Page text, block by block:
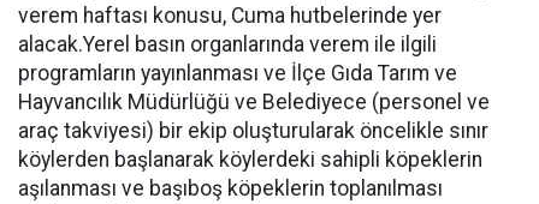
verem haftası konusu, Cuma hutbelerinde yer
alacak.Yerel basın organlarında verem ile ilgili
programların yayınlanması ve İlçe Gıda Tarım ve
Hayvancılık Müdürlüğü ve Belediyece (personel ve
araç takviyesi) bir ekip oluşturularak öncelikle sınır
köylerden başlanarak köylerdeki sahipli köpeklerin
aşılanması ve başıboş köpeklerin toplanılması